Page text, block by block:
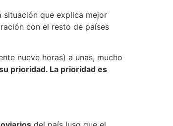
situación que explica mejor
con el resto de países
nueve horas) a unas, mucho
prioridad. La prioridad es